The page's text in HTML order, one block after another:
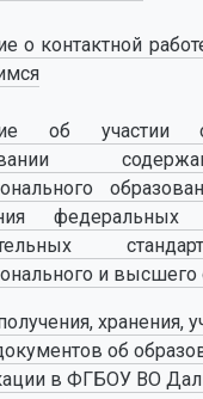
о контактной
об участии
федеральных
и высшего
хранения,
об
в ФГБОУ ВО